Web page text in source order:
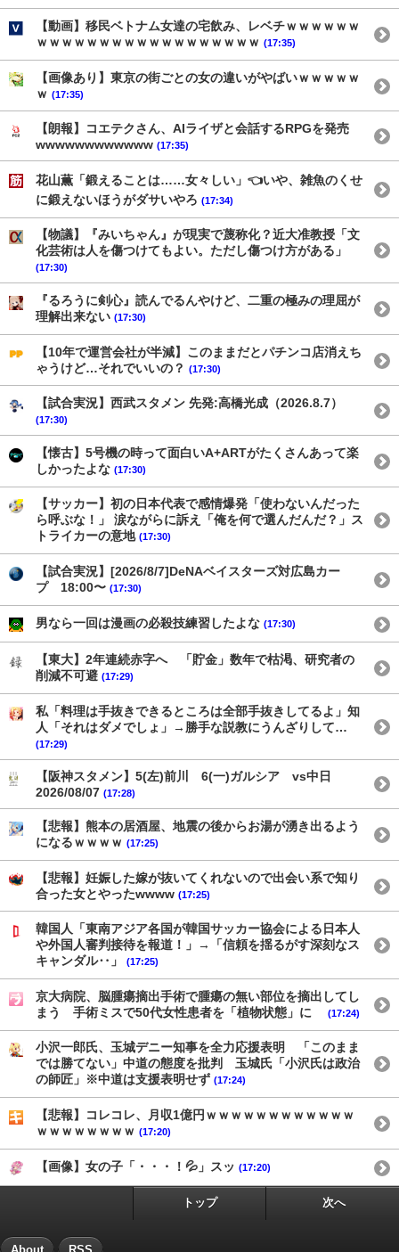
【動画】移民ベトナム女達の宅飲み、レベチｗｗｗｗｗｗ
ｗｗｗｗｗｗｗｗｗｗｗｗｗｗｗｗｗｗ (17:35)
【画像あり】東京の街ごとの女の違いがやばいｗｗｗｗｗ
ｗ (17:35)
【朗報】コエテクさん、AIライザと会話するRPGを発売
wwwwwwwwwwww (17:35)
花山薫「鍛えることは……女々しい」👈いや、雑魚のくせ
に鍛えないほうがダサいやろ (17:34)
【物議】『みいちゃん』が現実で蔑称化？近大准教授「文
化芸術は人を傷つけてもよい。ただし傷つけ方がある」
(17:30)
『るろうに剣心』読んでるんやけど、二重の極みの理屈が
理解出来ない (17:30)
【10年で運営会社が半減】このままだとパチンコ店消えち
ゃうけど…それでいいの？ (17:30)
【試合実況】西武スタメン 先発:高橋光成（2026.8.7）
(17:30)
【懐古】5号機の時って面白いA+ARTがたくさんあって楽
しかったよな (17:30)
【サッカー】初の日本代表で感情爆発「使わないんだった
ら呼ぶな！」 涙ながらに訴え「俺を何で選んだんだ？」ス
トライカーの意地 (17:30)
【試合実況】[2026/8/7]DeNAベイスターズ対広島カー
プ 18:00〜 (17:30)
男なら一回は漫画の必殺技練習したよな (17:30)
【東大】2年連続赤字へ 「貯金」数年で枯渇、研究者の
削減不可避 (17:29)
私「料理は手抜きできるところは全部手抜きしてるよ」知
人「それはダメでしょ」→勝手な説教にうんざりして…
(17:29)
【阪神スタメン】5(左)前川 6(一)ガルシア vs中日
2026/08/07 (17:28)
【悲報】熊本の居酒屋、地震の後からお湯が湧き出るよう
になるｗｗｗｗ (17:25)
【悲報】妊娠した嫁が抜いてくれないので出会い系で知り
合った女とやったwwww (17:25)
韓国人「東南アジア各国が韓国サッカー協会による日本人
や外国人審判接待を報道！」→「信頼を揺るがす深刻なス
キャンダル‥」
(17:25)
京大病院、脳腫瘍摘出手術で腫瘍の無い部位を摘出してし
まう 手術ミスで50代女性患者を「植物状態」に
(17:24)
小沢一郎氏、玉城デニー知事を全力応援表明 「このまま
では勝てない」中道の態度を批判 玉城氏「小沢氏は政治
の師匠」※中道は支援表明せず (17:24)
【悲報】コレコレ、月収1億円ｗｗｗｗｗｗｗｗｗｗｗｗ
ｗｗｗｗｗｗｗｗ (17:20)
【画像】女の子「・・・！💦」スッ (17:20)
トップ 次へ